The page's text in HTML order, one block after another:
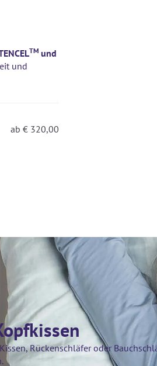
TM und
und
ab € 320,00
Rückenschläfer oder